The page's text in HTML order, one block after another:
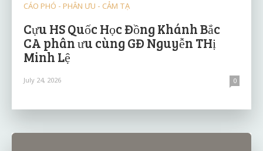
CÁO PHÓ - PHÂN ƯU - CẢM TẠ
Cựu HS Quốc Học Đồng Khánh Bắc
CA phân ưu cùng GĐ Nguyễn THị
Minh Lệ
July 24, 2026 0